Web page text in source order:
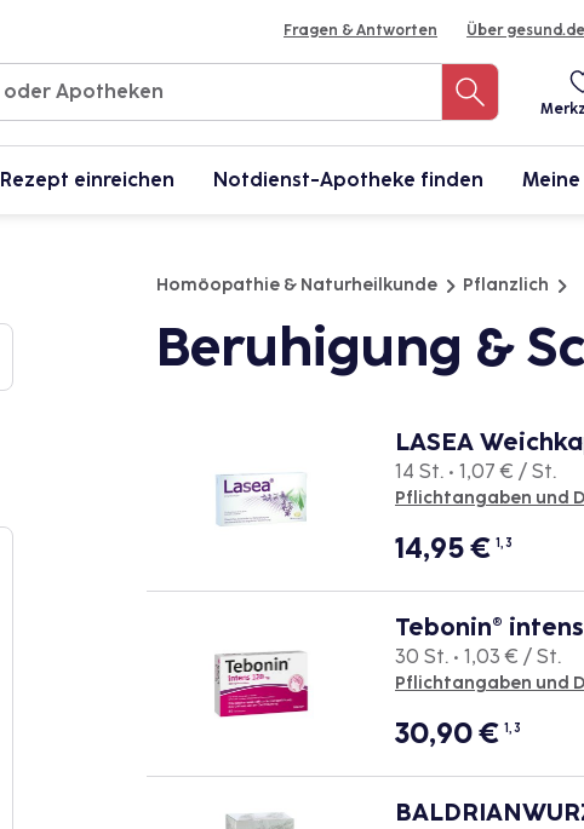
Fragen & Antworten Über gesund.de
Rezept einreichen Notdienst-Apotheke finden Meine
Homöopathie & Naturheilkunde Pflanzlich
Beruhigung &
LASEA
14 St. • 1,07 € / St.
Pflichtangaben und
14,95€ 1, 3
Tebonin®
30 St. • 1,03 € / St.
Pflichtangaben und
30,90€ 1, 3